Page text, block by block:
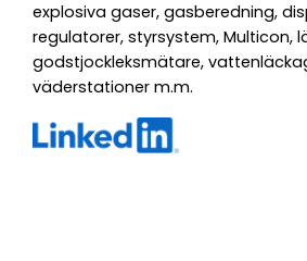
explosiva gaser, gasberedning,
regulatorer, styrsystem, Multicon,
godstjockleksmätare,
väderstationer m.m.